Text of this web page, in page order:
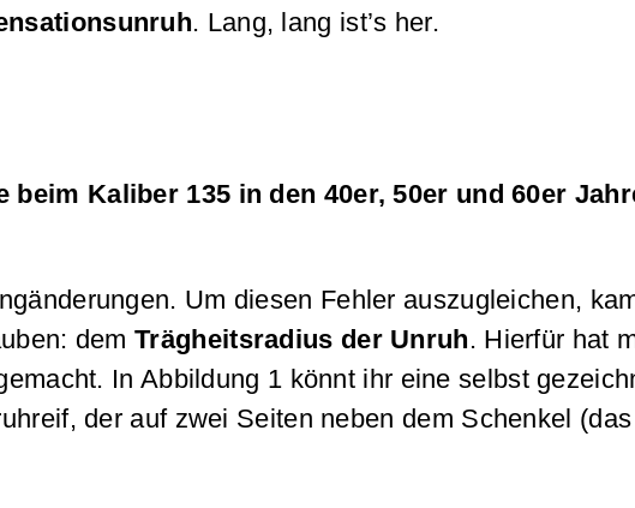
. Lang, lang ist’s her.
Kaliber 135 in den 40er, 50er und 60er
Um diesen Fehler auszugleichen,
demTrägheitsradius der Unruh. Hierfür hat
In Abbildung 1 könnt ihr eine selbst
der auf zwei Seiten neben dem Schenkel